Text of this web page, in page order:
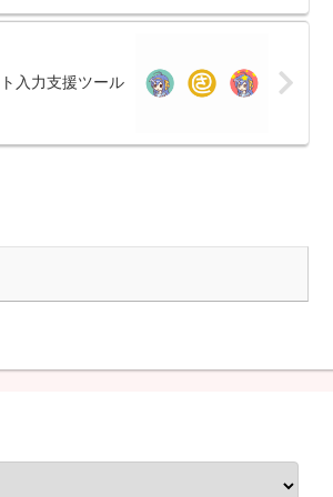
入力支援ツール